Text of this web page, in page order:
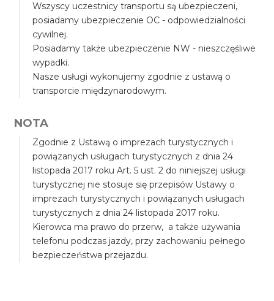
Wszyscy uczestnicy transportu są ubezpieczeni,
posiadamy ubezpieczenie OC - odpowiedzialności
cywilnej.
Posiadamy także ubezpieczenie NW - nieszczęśliwe
wypadki.
Nasze usługi wykonujemy zgodnie z ustawą o
transporcie międzynarodowym.
NOTA
Zgodnie z Ustawą o imprezach turystycznych i
powiązanych usługach turystycznych z dnia 24
listopada 2017 roku Art. 5 ust. 2 do niniejszej usługi
turystycznej nie stosuje się przepisów Ustawy o
imprezach turystycznych i powiązanych usługach
turystycznych z dnia 24 listopada 2017 roku.
Kierowca ma prawo do przerw, a także używania
telefonu podczas jazdy, przy zachowaniu pełnego
bezpieczeństwa przejazdu.